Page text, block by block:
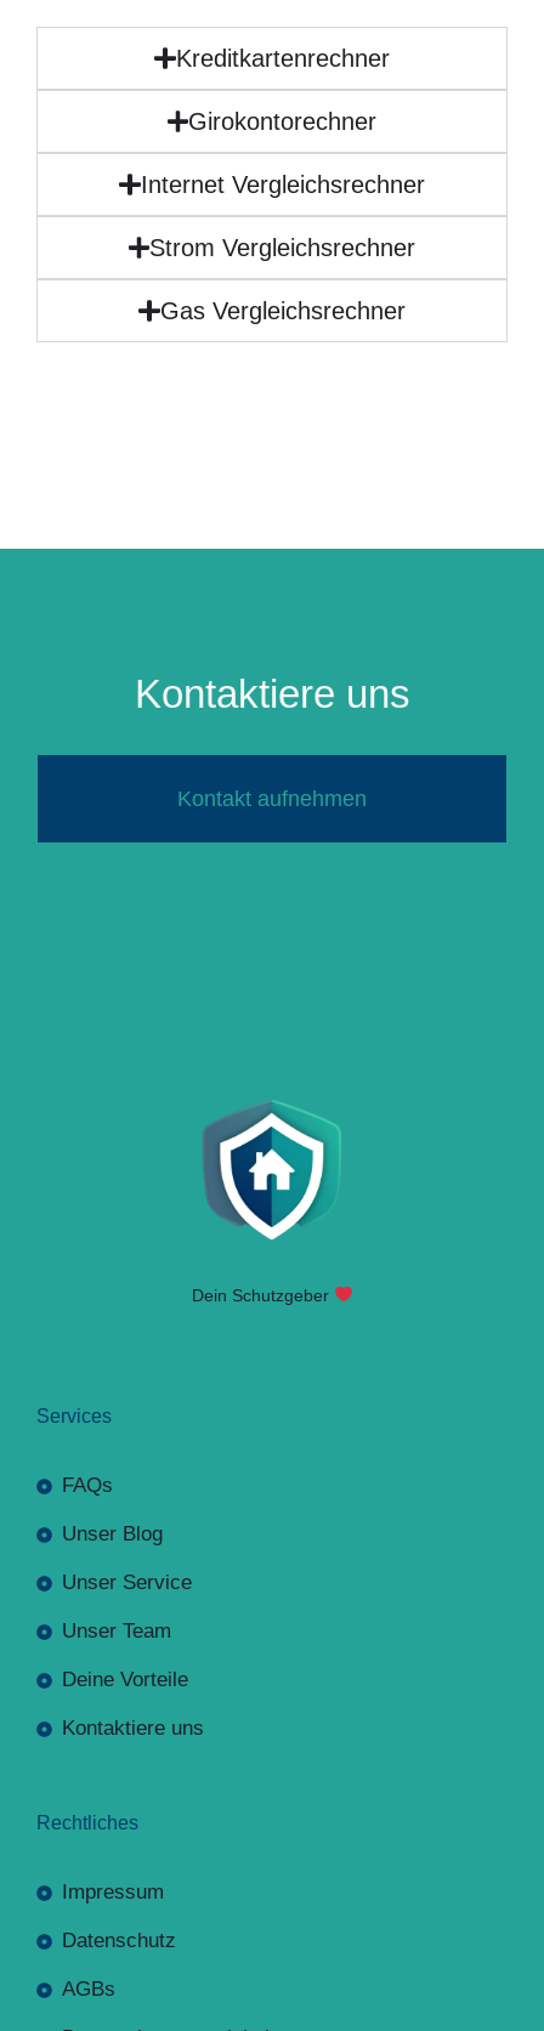
Kreditkartenrechner
Girokontorechner
Internet Vergleichsrechner
Strom Vergleichsrechner
Gas Vergleichsrechner
Kontaktiere uns
Kontakt aufnehmen
Dein Schutzgeber
Services
FAQs
Unser Blog
Unser Service
Unser Team
Deine Vorteile
Kontaktiere uns
Rechtliches
Impressum
Datenschutz
AGBs